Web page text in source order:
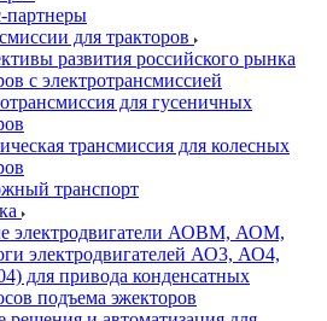
партнеры
для тракторов
развития российского рынка
с электротрансмиссией
для гусеничных
трансмиссия для колесных
транспорт
электродвигатели АОВМ, АОМ,
электродвигателей АО3, АО4,
для привода конденсатных
подъема эжекторов